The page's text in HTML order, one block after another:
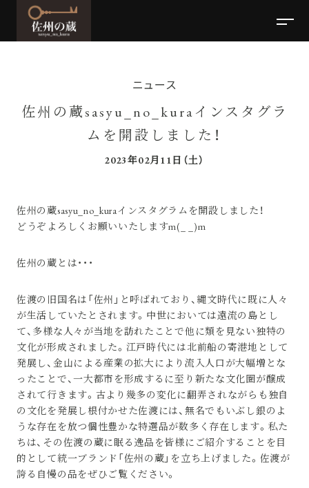
ニュース
佐州の蔵sasyu_no_kuraインスタグラ
ムを開設しました！
2023年02月11日（土）
佐州の蔵sasyu_no_kuraインスタグラムを開設しました！
どうぞよろしくお願いいたしますm(_ _)m
佐州の蔵とは・・・
佐渡の旧国名は「佐州」と呼ばれており、縄文時代に既に人々
が生活していたとされます。中世においては遠流の島とし
て、多様な人々が当地を訪れたことで他に類を見ない独特の
文化が形成されました。江戸時代には北前船の寄港地として
発展し、金山による産業の拡大により流入人口が大幅増とな
ったことで、一大都市を形成するに至り新たな文化圏が醸成
されて行きます。古より幾多の変化に翻弄されながらも独自
の文化を発展し根付かせた佐渡には、無名でもいぶし銀のよ
うな存在を放つ個性豊かな特選品が数多く存在します。私た
ちは、その佐渡の蔵に眠る逸品を皆様にご紹介することを目
的として統一ブランド「佐州の蔵」を立ち上げました。佐渡が
誇る自慢の品をぜひご覧ください。